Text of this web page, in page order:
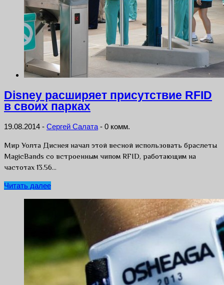
Disney расширяет присутствие RFID
в своих парках
19.08.2014 - Сергей Салата - 0 комм.
Мир Уолта Диснея начал этой весной использовать браслеты
MagicBands со встроенным чипом RFID, работающим на
частотах 13.56…
Читать далее